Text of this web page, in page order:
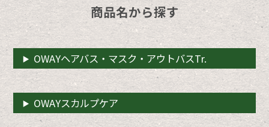
商品名から探す
OWAYヘアバス・マスク・アウトバスTr.
OWAYスカルプケア